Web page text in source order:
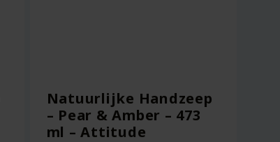
Natuurlijke Handzeep
– Pear & Amber – 473
ml – Attitude